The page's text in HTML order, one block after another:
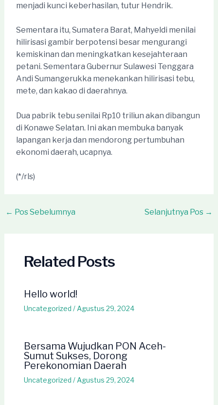
menjadi kunci keberhasilan, tutur Hendrik.
Sementara itu, Sumatera Barat, Mahyeldi menilai
hilirisasi gambir berpotensi besar mengurangi
kemiskinan dan meningkatkan kesejahteraan
petani. Sementara Gubernur Sulawesi Tenggara
Andi Sumangerukka menekankan hilirisasi tebu,
mete, dan kakao di daerahnya.
Dua pabrik tebu senilai Rp10 triliun akan dibangun
di Konawe Selatan. Ini akan membuka banyak
lapangan kerja dan mendorong pertumbuhan
ekonomi daerah, ucapnya.
(*/rls)
Post
← Pos Sebelumnya Selanjutnya Pos →
Related Posts
Hello world!
Uncategorized / Agustus 29, 2024
Bersama Wujudkan PON Aceh-
Sumut Sukses, Dorong
Perekonomian Daerah
Uncategorized / Agustus 29, 2024